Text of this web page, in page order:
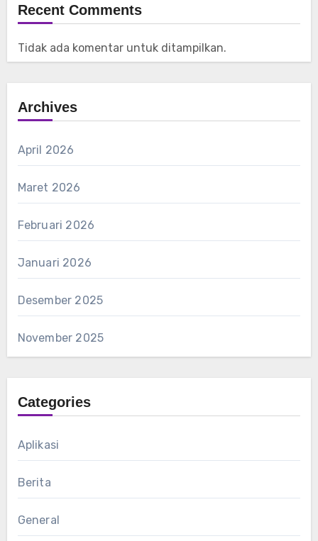
Recent Comments
Tidak ada komentar untuk ditampilkan.
Archives
April 2026
Maret 2026
Februari 2026
Januari 2026
Desember 2025
November 2025
Categories
Aplikasi
Berita
General